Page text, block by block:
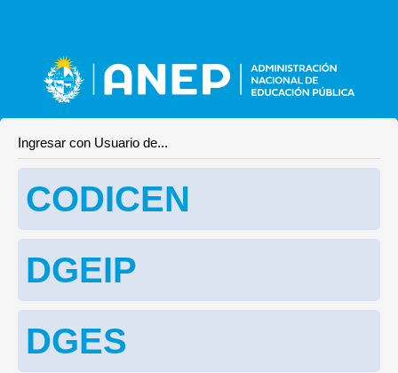
Ingresar con Usuario de...
CODICEN
DGEIP
DGES